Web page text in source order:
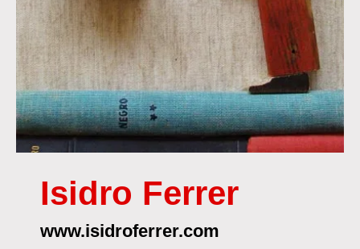
Isidro Ferrer
www.isidroferrer.com